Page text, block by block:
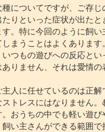
についてですが、ご存
りといった症状が出た
。特に今回のように飼
まうことはよくありま
つもの遊びへの反応と
りません、それは愛情の
人に任せているのは正
トレスにはなりません
おうちの中でも軽い遊
い主さんができる範囲